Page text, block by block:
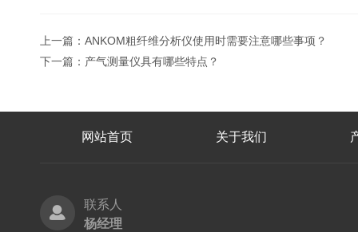
上一篇： ANKOM粗纤维分析仪使用时需要注意哪些事项？
下一篇： 产气测量仪具有哪些特点？
网站首页 关于我们
联系人
杨经理